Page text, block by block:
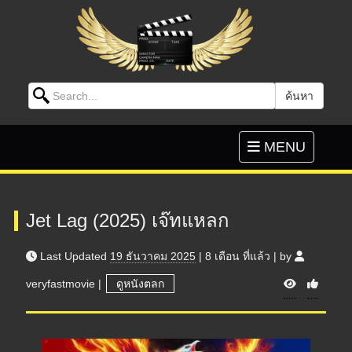
Search for: ค้นหา
Toggle
navigation
MENU
Jet Lag (2025) เจ๊ทแหลก
Last Updated 19 ธันวาคม 2025 | 8 เดือน ที่แล้ว | by
veryfastmovie | ดูหนังตลก V
i
e